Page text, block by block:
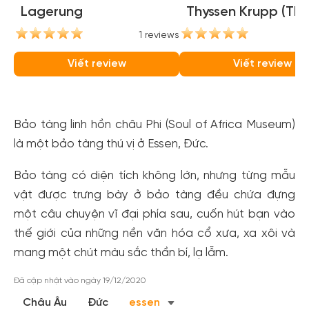
Lagerung
1 reviews
Viết review
Thyssen Krupp
Krupp
Viết review
Bảo tàng linh hồn châu Phi (Soul of Africa Museum)
là một bảo tàng thú vị ở Essen, Đức.
Bảo tàng có diện tích không lớn, nhưng từng mẫu
vật được trưng bày ở bảo tàng đều chứa đựng
một câu chuyện vĩ đại phía sau, cuốn hút bạn vào
thế giới của những nền văn hóa cổ xưa, xa xôi và
mang một chút màu sắc thần bí, lạ lẫm.
Đã cập nhật vào ngày 19/12/2020
Châu Âu Đức essen
Tạo tài khoản nhanh - nhận nhiều ưu